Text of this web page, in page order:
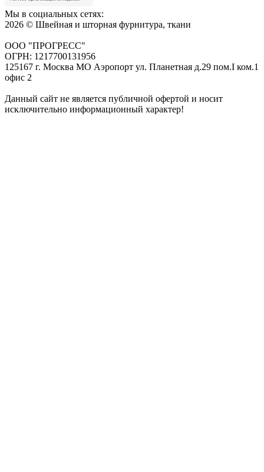
Мы в социальных сетях:
2026 © Швейная и шторная фурнитура, ткани
ООО "ПРОГРЕСС"
ОГРН: 1217700131956
125167 г. Москва МО Аэропорт ул. Планетная д.29 пом.I ком.1
офис 2
Данный сайт не является публичной офертой и носит
исключительно информационный характер!